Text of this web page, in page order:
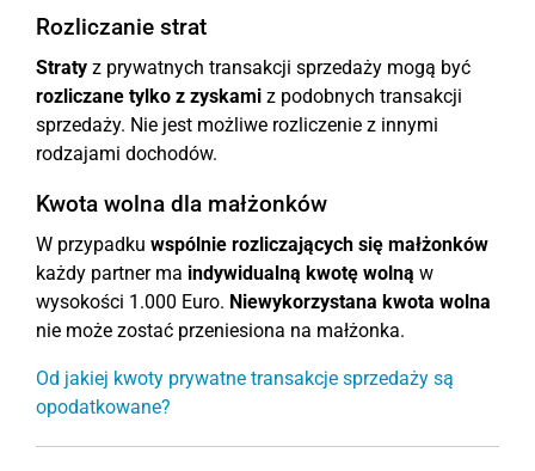
Rozliczanie strat
Straty z prywatnych transakcji sprzedaży mogą być
rozliczane tylko z zyskami z podobnych transakcji
sprzedaży. Nie jest możliwe rozliczenie z innymi
rodzajami dochodów.
Kwota wolna dla małżonków
W przypadku wspólnie rozliczających się małżonków
każdy partner ma indywidualną kwotę wolną w
wysokości 1.000 Euro. Niewykorzystana kwota wolna
nie może zostać przeniesiona na małżonka.
Od jakiej kwoty prywatne transakcje sprzedaży są
opodatkowane?